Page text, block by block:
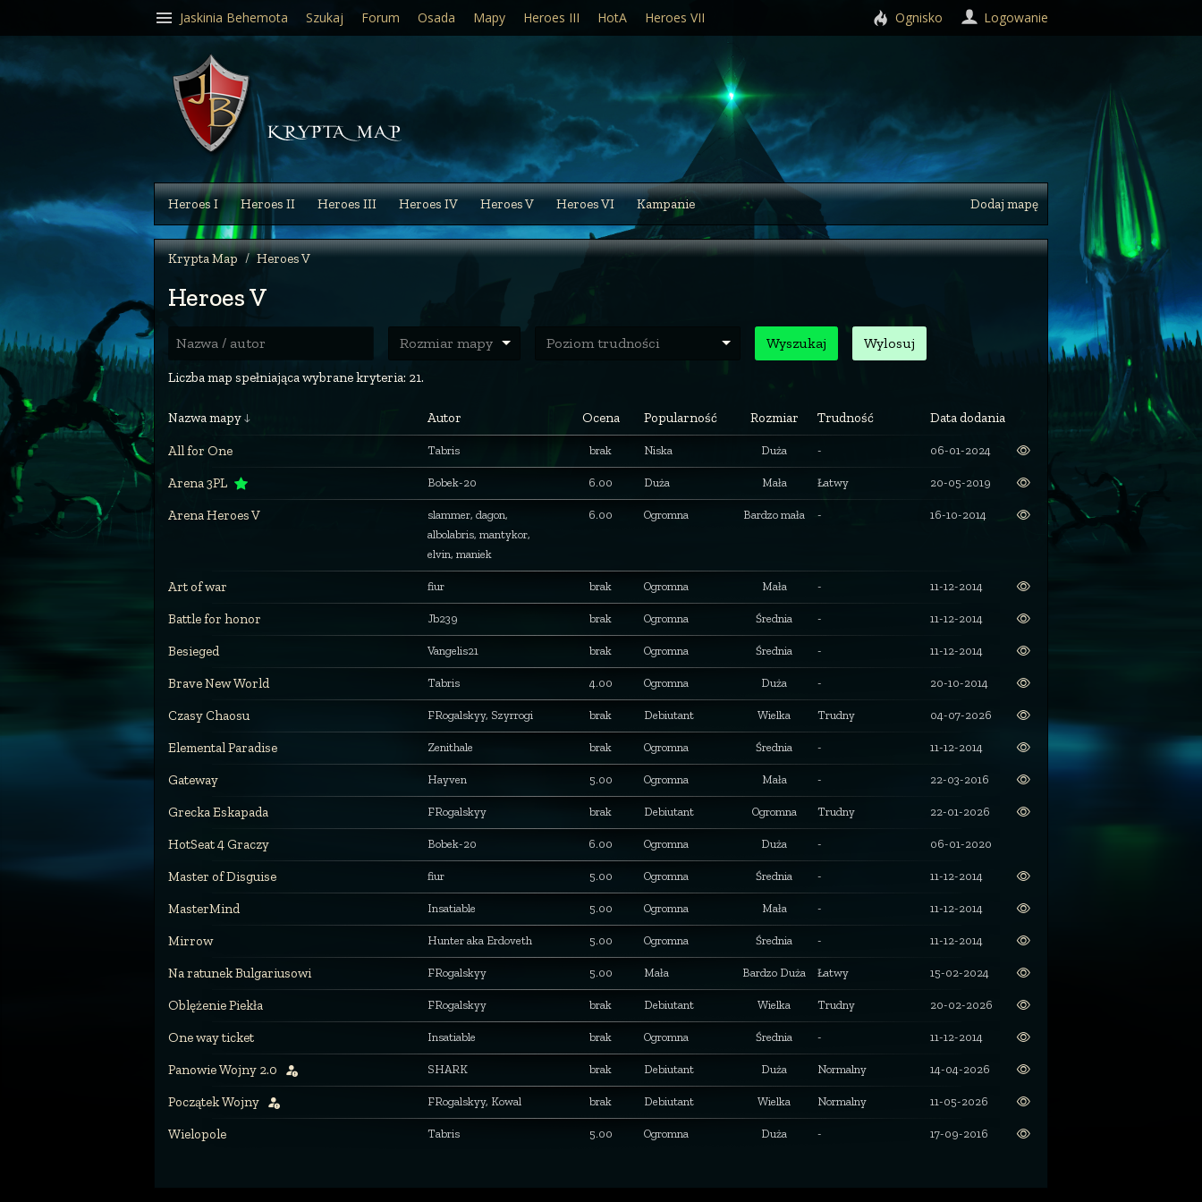
Heroes I Heroes II Heroes III Heroes IV Heroes V Heroes VI Kampanie Dodaj mapę
Krypta Map Heroes V
Heroes V
Nazwa / autor Rozmiar mapy Poziom trudności Wyszukaj Wylosuj
Liczba map spełniająca wybrane kryteria: 21.
Nazwa mapy Autor Ocena Popularność Rozmiar Trudność Data dodania
All for One Tabris brak Niska Duża - 06-01-2024
Arena 3PL Bobek-20 6.00 Duża Mała Łatwy 20-05-2019
Arena Heroes V
slammer, dagon,
albolabris, mantykor,
elvin, maniek
6.00 Ogromna Bardzo mała - 16-10-2014
Art of war fiur brak Ogromna Mała - 11-12-2014
Battle for honor Jb239 brak Ogromna Średnia - 11-12-2014
Besieged Vangelis21 brak Ogromna Średnia - 11-12-2014
Brave New World Tabris 4.00 Ogromna Duża - 20-10-2014
Czasy Chaosu FRogalskyy, Szyrrogi brak Debiutant Wielka Trudny 04-07-2026
Elemental Paradise Zenithale brak Ogromna Średnia - 11-12-2014
Gateway Hayven 5.00 Ogromna Mała - 22-03-2016
Grecka Eskapada FRogalskyy brak Debiutant Ogromna Trudny 22-01-2026
HotSeat 4 Graczy Bobek-20 6.00 Ogromna Duża - 06-01-2020
Master of Disguise fiur 5.00 Ogromna Średnia - 11-12-2014
MasterMind Insatiable 5.00 Ogromna Mała - 11-12-2014
Mirrow Hunter aka Erdoveth 5.00 Ogromna Średnia - 11-12-2014
Na ratunek Bulgariusowi FRogalskyy 5.00 Mała Bardzo Duża Łatwy 15-02-2024
Oblężenie Piekła FRogalskyy brak Debiutant Wielka Trudny 20-02-2026
One way ticket Insatiable brak Ogromna Średnia - 11-12-2014
Panowie Wojny 2.0 SHARK brak Debiutant Duża Normalny 14-04-2026
Początek Wojny FRogalskyy, Kowal brak Debiutant Wielka Normalny 11-05-2026
Wielopole Tabris 5.00 Ogromna Duża - 17-09-2016
Jaskinia Behemota Szukaj Forum Osada Mapy Heroes III HotA Heroes VII Ognisko Logowanie